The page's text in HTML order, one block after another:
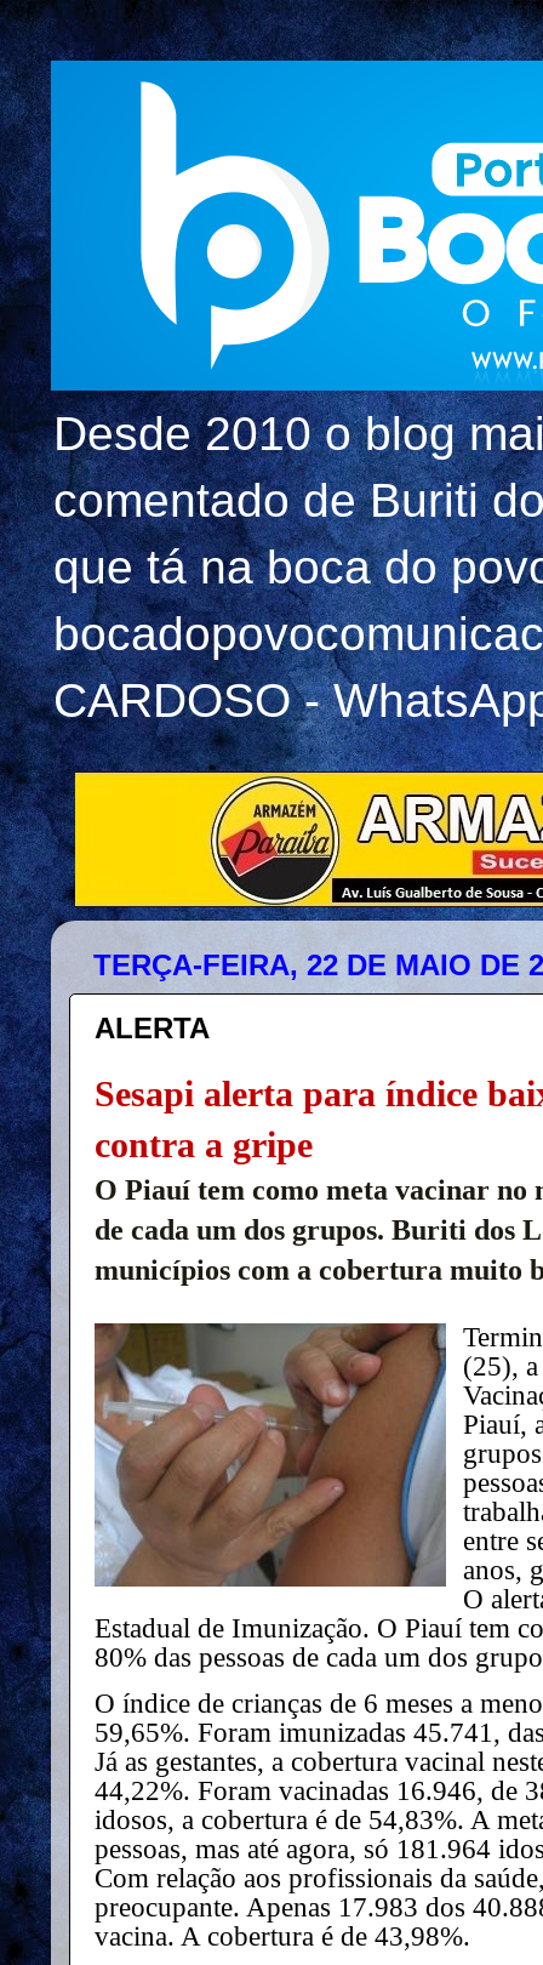
Desde 2010 o blog
comentado de Buriti
que tá na boca do
CARDOSO -
TERÇA-FEIRA, 22 DE MAIO DE
ALERTA
Sesapi alerta para índice
contra a gripe
O Piauí tem como meta vacinar no
de cada um dos grupos. Buriti dos
municípios com a cobertura muito
(25),
Piauí,
entre
anos,
O
Estadual de Imunização. O Piauí tem
80% das pessoas de cada um dos
O índice de crianças de 6 meses a
59,65%. Foram imunizadas 45.741,
Já as gestantes, a cobertura vacinal
44,22%. Foram vacinadas 16.946, de
idosos, a cobertura é de 54,83%. A
pessoas, mas até agora, só 181.964
Com relação aos profissionais da
preocupante. Apenas 17.983 dos
vacina. A cobertura é de 43,98%.